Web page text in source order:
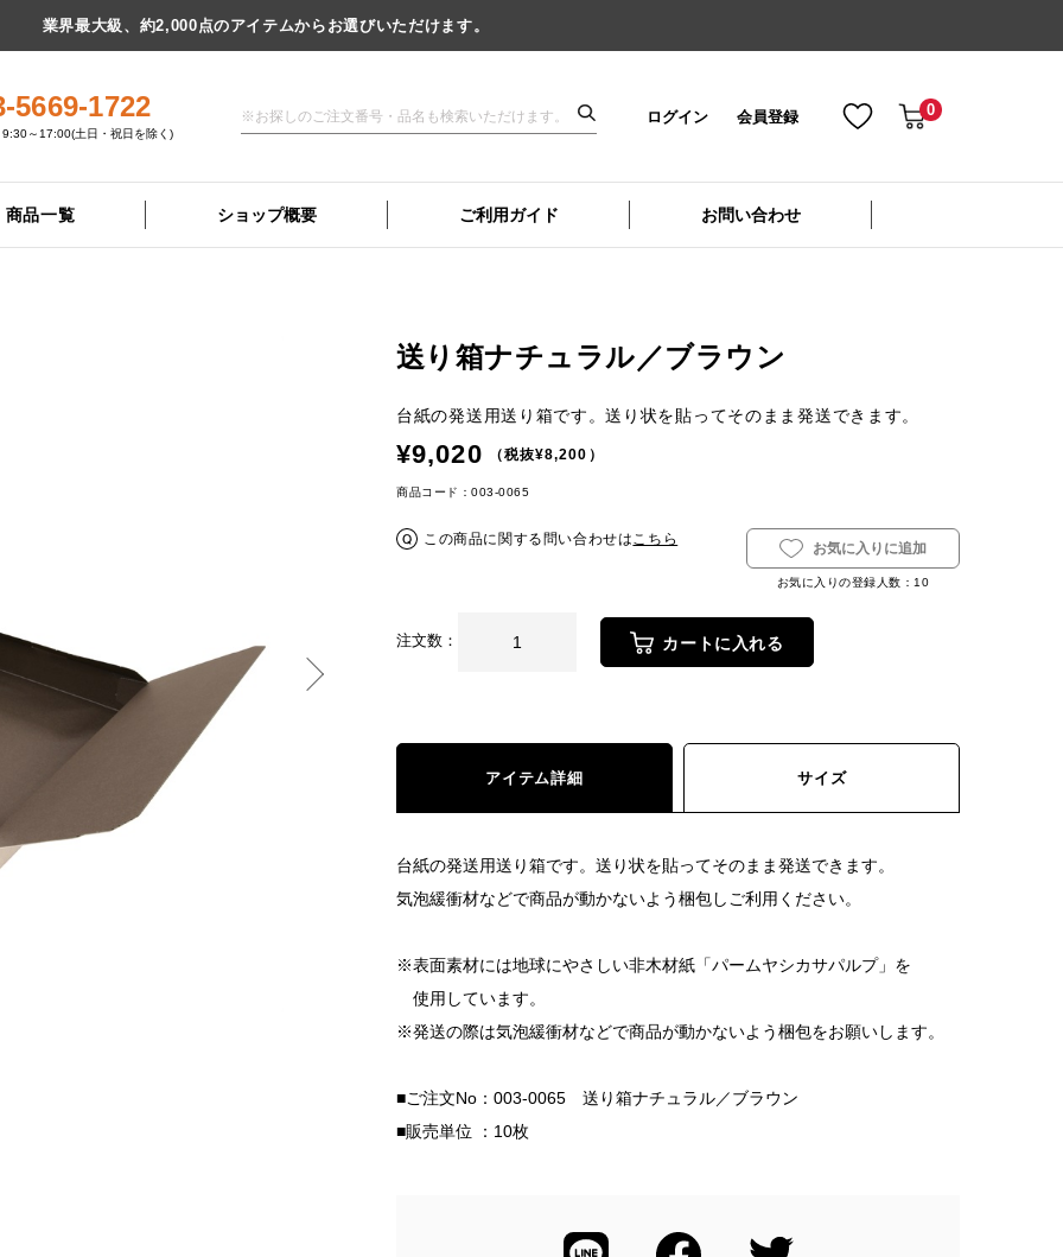
業界最大級、約2,000点のアイテムからお選びいただけます。
5669-1722
～17:00(土日・祝日を除く)
ログイン 会員登録 0
商品一覧 ショップ概要 ご利用ガイド お問い合わせ
送り箱ナチュラル／ブラウン
台紙の発送用送り箱です。送り状を貼ってそのまま発送できます。
¥9,020 （税抜¥8,200）
商品コード：003-0065
この商品に関する問い合わせはこちら
お気に入りに追加
お気に入りの登録人数： 10
注文数： カートに入れる
アイテム詳細 サイズ
台紙の発送用送り箱です。送り状を貼ってそのまま発送できます。
気泡緩衝材などで商品が動かないよう梱包しご利用ください。
※表面素材には地球にやさしい非木材紙「パームヤシカサパルプ」を
使用しています。
※発送の際は気泡緩衝材などで商品が動かないよう梱包をお願いします。
■ご注文No：003-0065 送り箱ナチュラル／ブラウン
■販売単位 ：10枚